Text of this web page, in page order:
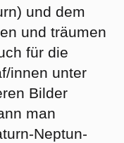
und dem
und träumen
für die
innen unter
Bilder
man
Neptun-